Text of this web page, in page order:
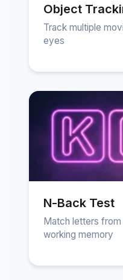
Object
Track multiple
eyes
N-Back Test
Match letters
working memory